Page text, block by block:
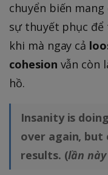
chuyển biến
sự thuyết phục để
khi mà ngay cả
cohesion vẫn còn
hồ.
Insanity is
over again,
results. (lần